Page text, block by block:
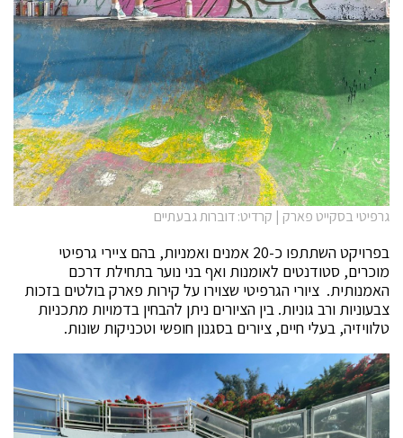
גרפיטי בסקייט פארק | קרדיט: דוברות גבעתיים
בפרויקט השתתפו כ-20 אמנים ואמניות, בהם ציירי גרפיטי
מוכרים, סטודנטים לאומנות ואף בני נוער בתחילת דרכם
האמנותית. ציורי הגרפיטי שצוירו על קירות פארק בולטים בזכות
צבעוניות ורב גוניות. בין הציורים ניתן להבחין בדמויות מתכניות
טלוויזיה, בעלי חיים, ציורים בסגנון חופשי וטכניקות שונות.